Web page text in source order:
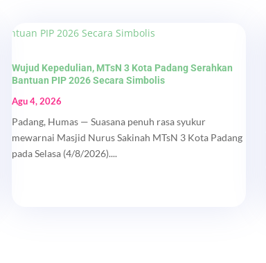
Wujud Kepedulian, MTsN 3 Kota Padang Serahkan
Bantuan PIP 2026 Secara Simbolis
Agu 4, 2026
Padang, Humas — Suasana penuh rasa syukur
mewarnai Masjid Nurus Sakinah MTsN 3 Kota Padang
pada Selasa (4/8/2026)....